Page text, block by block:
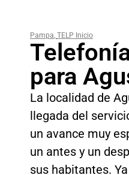
Pampa, TELP Inicio
para
La localidad de
llegada del
un avance muy
un antes y un
sus habitantes.